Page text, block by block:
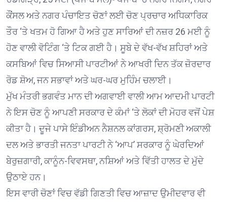
ਕੌਂਸਲ ਅਤੇ ਨਗਰ ਪੰਚਾਇਤ ਚੋਣਾਂ ਲਈ ਚੋਣ ਪ੍ਰਚਾਰ ਅਧਿਕਾਰਿਕ
ਤੌਰ ‘ਤੇ ਖਤਮ ਹੋ ਗਿਆ ਹੈ ਅਤੇ ਹੁਣ ਸਾਰਿਆਂ ਦੀ ਨਜ਼ਰ 26 ਮਈ ਨੂੰ
ਹੋਣ ਵਾਲੀ ਵੋਟਿੰਗ ‘ਤੇ ਟਿਕ ਗਈ ਹੈ। ਸੂਬੇ ਦੇ ਵੱਖ-ਵੱਖ ਸ਼ਹਿਰਾਂ ਅਤੇ
ਕਸਬਿਆਂ ਵਿਚ ਸਿਆਸੀ ਪਾਰਟੀਆਂ ਨੇ ਆਖਰੀ ਦਿਨ ਤੱਕ ਜ਼ੋਰਦਾਰ
ਰੋਡ ਸ਼ੋਅ, ਜਨ ਸਭਾਵਾਂ ਅਤੇ ਘਰ-ਘਰ ਮੁਹਿੰਮ ਚਲਾਈ।
ਮੁੱਖ ਮੰਤਰੀ ਭਗਵੰਤ ਮਾਨ ਦੀ ਅਗਵਾਈ ਵਾਲੀ ਆਮ ਆਦਮੀ ਪਾਰਟੀ
ਨੇ ਇਸ ਚੋਣ ਨੂੰ ਆਪਣੀ ਸਰਕਾਰ ਦੇ ਕੰਮਾਂ ‘ਤੇ ਲੋਕਾਂ ਦੀ ਮੋਹਰ ਵਜੋਂ ਪੇਸ਼
ਕੀਤਾ ਹੈ। ਦੂਜੇ ਪਾਸੇ ਇੰਡੀਅਨ ਨੈਸ਼ਨਲ ਕਾਂਗਰਸ, ਸ਼੍ਰੋਮਣੀ ਅਕਾਲੀ
ਦਲ ਅਤੇ ਭਾਰਤੀ ਜਨਤਾ ਪਾਰਟੀ ਨੇ ‘ਆਪ’ ਸਰਕਾਰ ਨੂੰ ਘੇਰਦਿਆਂ
ਬੇਰੁਜ਼ਗਾਰੀ, ਕਾਨੂੰਨ-ਵਿਵਸਥਾ, ਨਸ਼ਿਆਂ ਅਤੇ ਵਿੱਤੀ ਹਾਲਤ ਦੇ ਮੁੱਦੇ
ਉਠਾਏ ਹਨ।
ਇਸ ਵਾਰੀ ਚੋਣਾਂ ਵਿਚ ਵੱਡੀ ਗਿਣਤੀ ਵਿਚ ਆਜ਼ਾਦ ਉਮੀਦਵਾਰ ਵੀ